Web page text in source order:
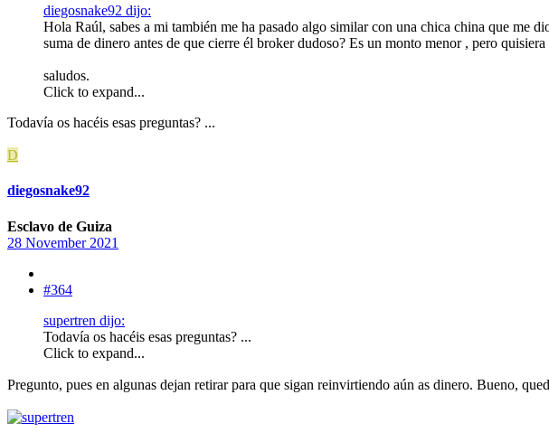
diegosnake92 dijo:
Hola Raúl, sabes a mi también me ha pasado algo similar con una chica china que me
suma de dinero antes de que cierre él broker dudoso? Es un monto menor , pero
saludos.
Click to expand...
Todavía os hacéis esas preguntas? ...
D
diegosnake92
Esclavo de Guiza
28 November 2021
#364
supertren dijo:
Todavía os hacéis esas preguntas? ...
Click to expand...
Pregunto, pues en algunas dejan retirar para que sigan reinvirtiendo aún as dinero. Bueno,